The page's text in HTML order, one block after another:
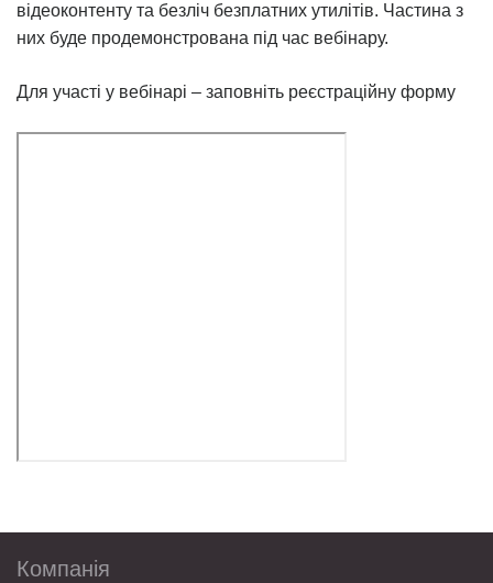
відеоконтенту та безліч безплатних утилітів. Частина з
них буде продемонстрована під час вебінару.
Для участі у вебінарі – заповніть реєстраційну форму
Компанія